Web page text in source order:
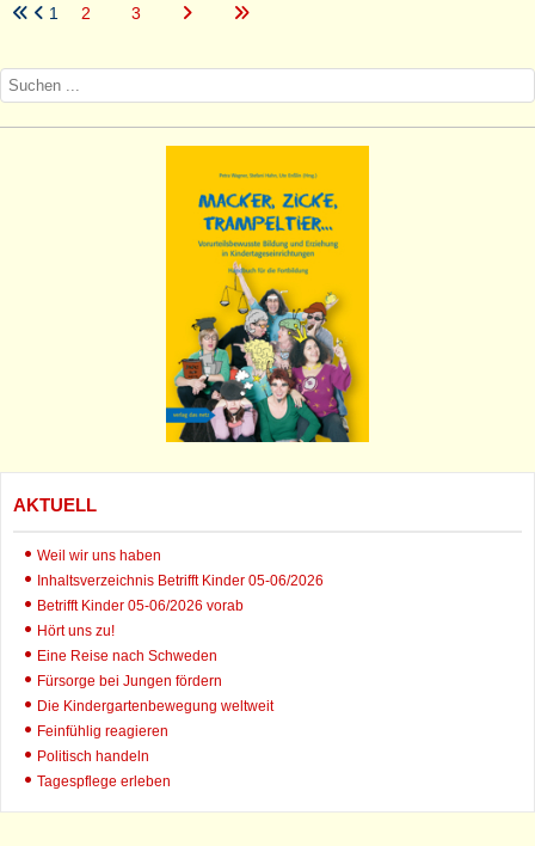
1 2 3
AKTUELL
Weil wir uns haben
Inhaltsverzeichnis Betrifft Kinder 05-06/2026
Betrifft Kinder 05-06/2026 vorab
Hört uns zu!
Eine Reise nach Schweden
Fürsorge bei Jungen fördern
Die Kindergartenbewegung weltweit
Feinfühlig reagieren
Politisch handeln
Tagespflege erleben